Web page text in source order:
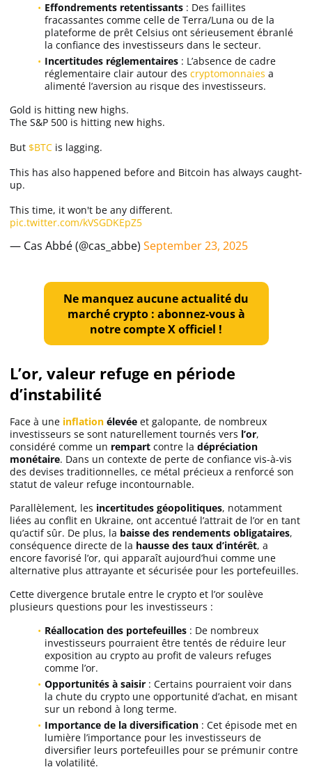
Effondrements retentissants : Des faillites
fracassantes comme celle de Terra/Luna ou de la
plateforme de prêt Celsius ont sérieusement ébranlé
la confiance des investisseurs dans le secteur.
Incertitudes réglementaires : L’absence de cadre
réglementaire clair autour des cryptomonnaies a
alimenté l’aversion au risque des investisseurs.
Gold is hitting new highs.
The S&P 500 is hitting new highs.
But $BTC is lagging.
This has also happened before and Bitcoin has always caught-
up.
This time, it won't be any different.
pic.twitter.com/kVSGDKEpZ5
— Cas Abbé (@cas_abbe) September 23, 2025
Ne manquez aucune actualité du
marché crypto : abonnez-vous à
notre compte X officiel !
L’or, valeur refuge en période
d’instabilité
Face à une inflation élevée et galopante, de nombreux
investisseurs se sont naturellement tournés vers l’or,
considéré comme un rempart contre la dépréciation
monétaire. Dans un contexte de perte de confiance vis-à-vis
des devises traditionnelles, ce métal précieux a renforcé son
statut de valeur refuge incontournable.
Parallèlement, les incertitudes géopolitiques, notamment
liées au conflit en Ukraine, ont accentué l’attrait de l’or en tant
qu’actif sûr. De plus, la baisse des rendements obligataires,
conséquence directe de la hausse des taux d’intérêt, a
encore favorisé l’or, qui apparaît aujourd’hui comme une
alternative plus attrayante et sécurisée pour les portefeuilles.
Cette divergence brutale entre le crypto et l’or soulève
plusieurs questions pour les investisseurs :
Réallocation des portefeuilles : De nombreux
investisseurs pourraient être tentés de réduire leur
exposition au crypto au profit de valeurs refuges
comme l’or.
Opportunités à saisir : Certains pourraient voir dans
la chute du crypto une opportunité d’achat, en misant
sur un rebond à long terme.
Importance de la diversification : Cet épisode met en
lumière l’importance pour les investisseurs de
diversifier leurs portefeuilles pour se prémunir contre
la volatilité.